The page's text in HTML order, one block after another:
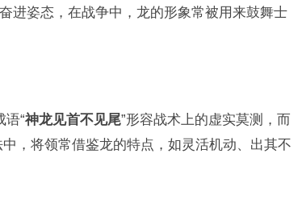
进姿态，在战争中，龙的形象常被用来鼓舞士
语“神龙见首不见尾”形容战术上的虚实莫测，而
，将领常借鉴龙的特点，如灵活机动、出其不